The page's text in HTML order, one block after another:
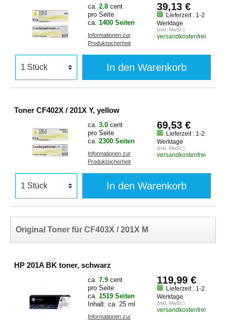
ca. 2.8 cent
pro Seite
ca. 1400 Seiten
Informationen zur
Produktsicherheit
39,13 €
Lieferzeit : 1-2
Werktage
(inkl. MwSt.)
versandkostenfrei
In den Warenkorb
Toner CF402X / 201X Y, yellow
ca. 3.0 cent
pro Seite
ca. 2300 Seiten
Informationen zur
Produktsicherheit
69,53 €
Lieferzeit : 1-2
Werktage
(inkl. MwSt.)
versandkostenfrei
In den Warenkorb
Original Toner für CF403X / 201X M
HP 201A BK toner, schwarz
ca. 7.9 cent
pro Seite
ca. 1519 Seiten
Inhalt: ca. 25 ml
Informationen zur
119,99 €
Lieferzeit : 1-2
Werktage
(inkl. MwSt.)
versandkostenfrei